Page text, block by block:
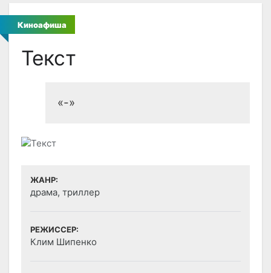
Киноафиша
Текст
«-»
ЖАНР:
драма, триллер
РЕЖИССЕР:
Клим Шипенко